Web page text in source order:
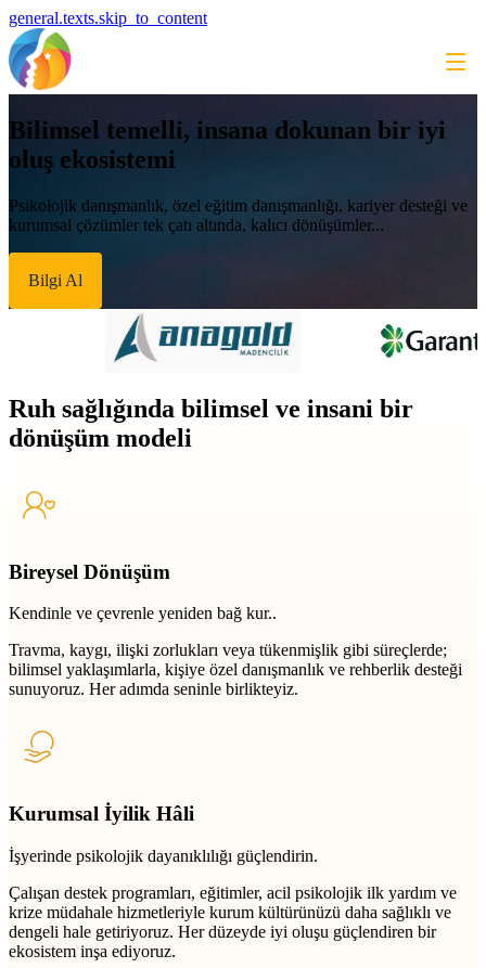
general.texts.skip_to_content
Bilimsel temelli, insana dokunan bir iyi
oluş ekosistemi
Psikolojik danışmanlık, özel eğitim danışmanlığı, kariyer desteği ve
kurumsal çözümler tek çatı altında, kalıcı dönüşümler...
Bilgi Al
Ruh sağlığında bilimsel ve insani bir
dönüşüm modeli
Bireysel Dönüşüm
Kendinle ve çevrenle yeniden bağ kur..
Travma, kaygı, ilişki zorlukları veya tükenmişlik gibi süreçlerde;
bilimsel yaklaşımlarla, kişiye özel danışmanlık ve rehberlik desteği
sunuyoruz. Her adımda seninle birlikteyiz.
Kurumsal İyilik Hâli
İşyerinde psikolojik dayanıklılığı güçlendirin.
Çalışan destek programları, eğitimler, acil psikolojik ilk yardım ve
krize müdahale hizmetleriyle kurum kültürünüzü daha sağlıklı ve
dengeli hale getiriyoruz. Her düzeyde iyi oluşu güçlendiren bir
ekosistem inşa ediyoruz.